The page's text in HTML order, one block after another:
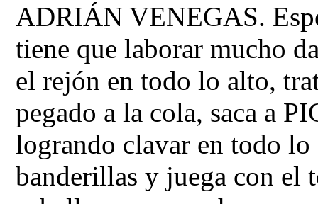
ADRIÁN VENEGAS.
tiene que laborar mucho
el rejón en todo lo alto,
pegado a la cola, saca a
logrando clavar en todo
banderillas y juega con el